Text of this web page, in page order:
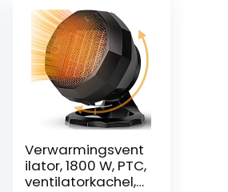
Verwarmingsvent
ilator, 1800 W, PTC,
ventilatorkachel,